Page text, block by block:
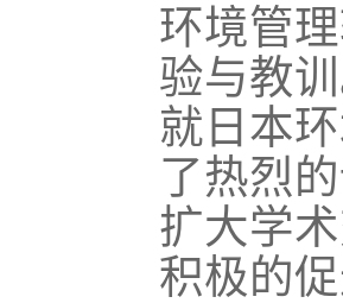
环境管
验与教
就日本
了热烈
扩大学
积极的